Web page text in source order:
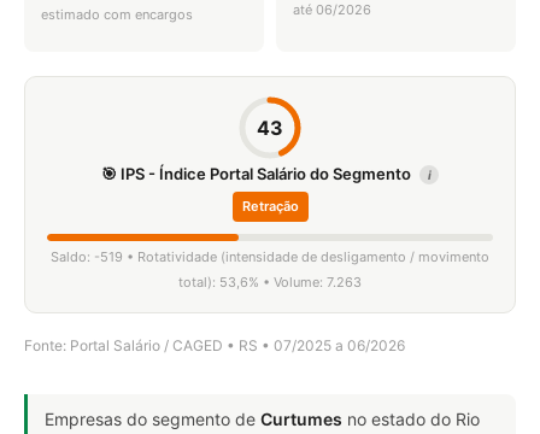
estimado com encargos até 06/2026
43
🎯 IPS - Índice Portal Salário do Segmento i
Retração
Saldo: -519 • Rotatividade (intensidade de desligamento / movimento
total): 53,6% • Volume: 7.263
Fonte: Portal Salário / CAGED • RS • 07/2025 a 06/2026
Empresas do segmento de Curtumes no estado do Rio